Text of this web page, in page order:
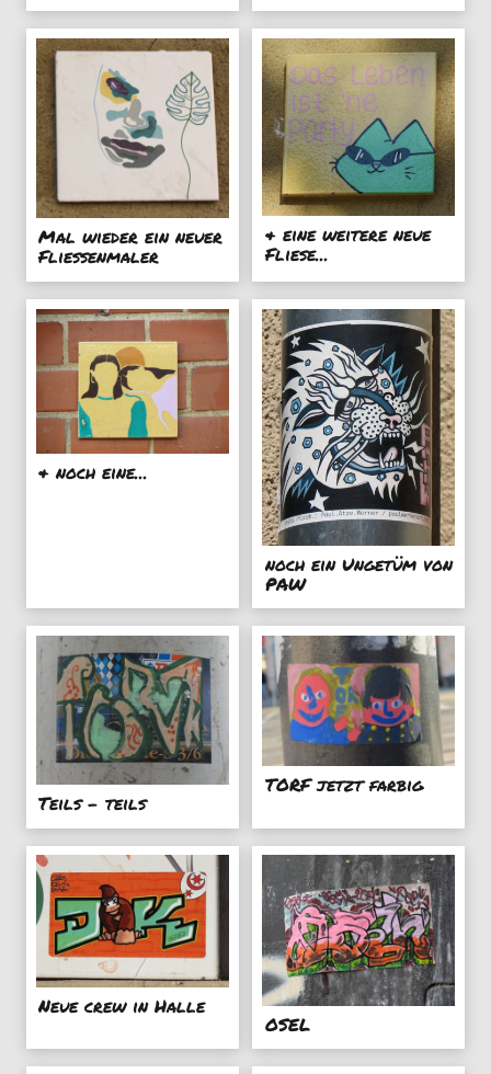
Mal wieder ein neuer
Fliessenmaler
& eine weitere neue
Fliese...
& noch eine...
noch ein Ungetüm von
PAW
Teils - teils
TORF jetzt farbig
Neue crew in Halle
OSEL